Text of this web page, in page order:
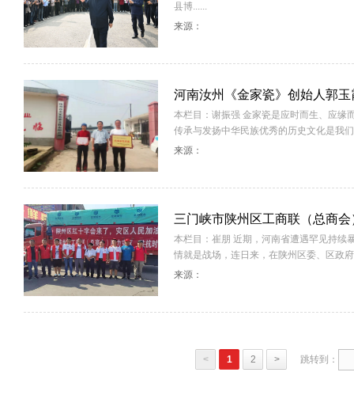
县博......
来源：
河南汝州《金家瓷》创始人郭玉
本栏目：谢振强 金家瓷是应时而生、应缘
传承与发扬中华民族优秀的历史文化是我
来源：
三门峡市陕州区工商联（总商会
本栏目：崔朋 近期，河南省遭遇罕见持续
情就是战场，连日来，在陕州区委、区政
来源：
< 1 2 > 跳转到：